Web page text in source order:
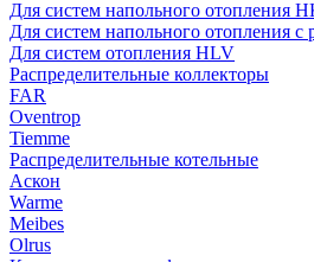
Для систем напольного отопления
Для систем напольного отопления
Для систем отопления HLV
Распределительные коллекторы
FAR
Oventrop
Tiemme
Распределительные котельные
Аскон
Warme
Meibes
Olrus